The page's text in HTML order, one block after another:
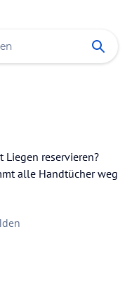
reservieren?
alle Handtücher weg